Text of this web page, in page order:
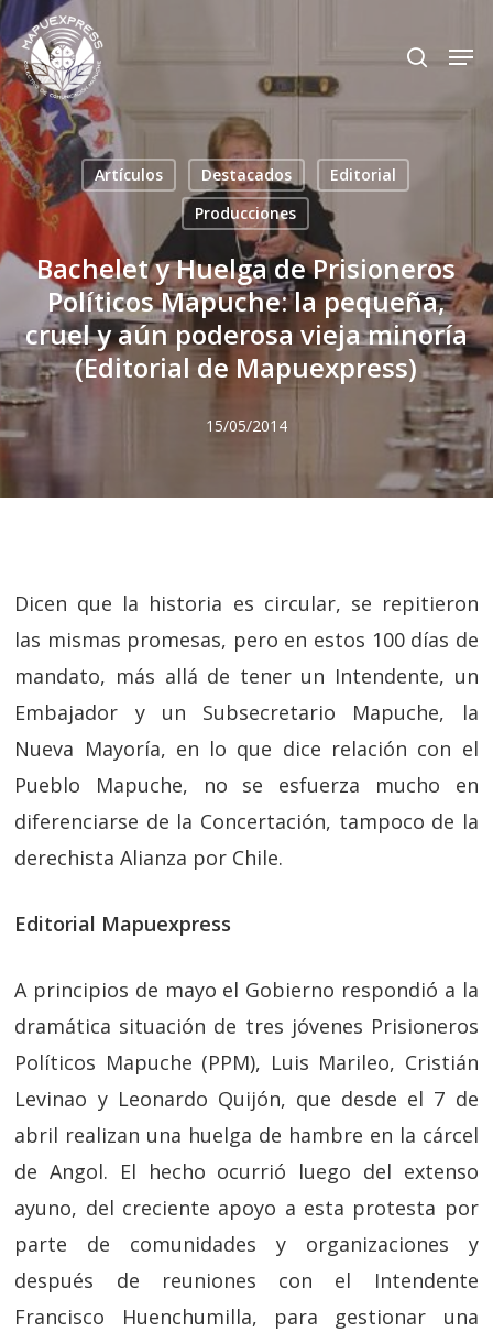
Skip
to
main
content
search
Artículos Destacados
Editorial
Producciones
Bachelet y Huelga de Prisioneros
Políticos Mapuche: la pequeña,
cruel y aún poderosa vieja minoría
(Editorial de Mapuexpress)
15/05/2014
Dicen que la historia es circular, se repitieron
las mismas promesas, pero en estos 100 días de
mandato, más allá de tener un Intendente, un
Embajador y un Subsecretario Mapuche, la
Nueva Mayoría, en lo que dice relación con el
Pueblo Mapuche, no se esfuerza mucho en
diferenciarse de la Concertación, tampoco de la
derechista Alianza por Chile.
Editorial Mapuexpress
A principios de mayo el Gobierno respondió a la
dramática situación de tres jóvenes Prisioneros
Políticos Mapuche (PPM), Luis Marileo, Cristián
Levinao y Leonardo Quijón, que desde el 7 de
abril realizan una huelga de hambre en la cárcel
de Angol. El hecho ocurrió luego del extenso
ayuno, del creciente apoyo a esta protesta por
parte de comunidades y organizaciones y
después de reuniones con el Intendente
Francisco Huenchumilla, para gestionar una
Close
Menu